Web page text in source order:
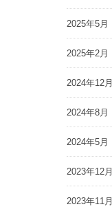
2025年5月
2025年2月
2024年12月
2024年8月
2024年5月
2023年12月
2023年11月